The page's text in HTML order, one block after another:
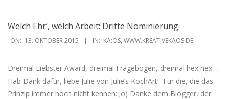
Welch Ehr‘, welch Arbeit: Dritte Nominierung
2015-
ON: 13. OKTOBER 2015 IN: KA:OS, WWW.KREATIVEKAOS.DE
Dreimal Liebster Award, dreimal Fragebogen, dreimal hex hex …
Hab Dank dafür, liebe Julie von Julie’s KochArt! ‏ Für die, die das
Prinzip immer noch nicht kennen: ;o) Danke dem Blogger, der